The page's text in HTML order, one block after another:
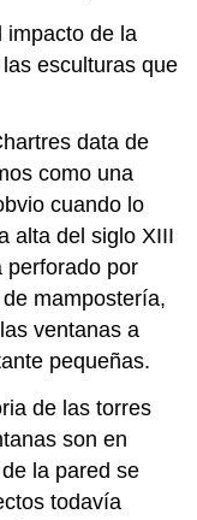
impacto de la
esculturas que
data de
como una
cuando lo
alta del siglo XIII
perforado por
mampostería,
ventanas a
pequeñas.
de las torres
son en
la pared se
todavía